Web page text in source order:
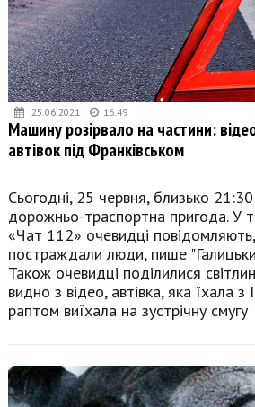
25.06.2021 16:49
Машину розірвало на частини:
автівок під Франківськом
Сьогодні, 25 червня, близько
дорожньо-траспортна пригода. У
«Чат 112» очевидці
постраждали люди, пише
Також очевидці поділилися
видно з відео, автівка, яка їхала з
раптом виїхала на зустрічну смугу